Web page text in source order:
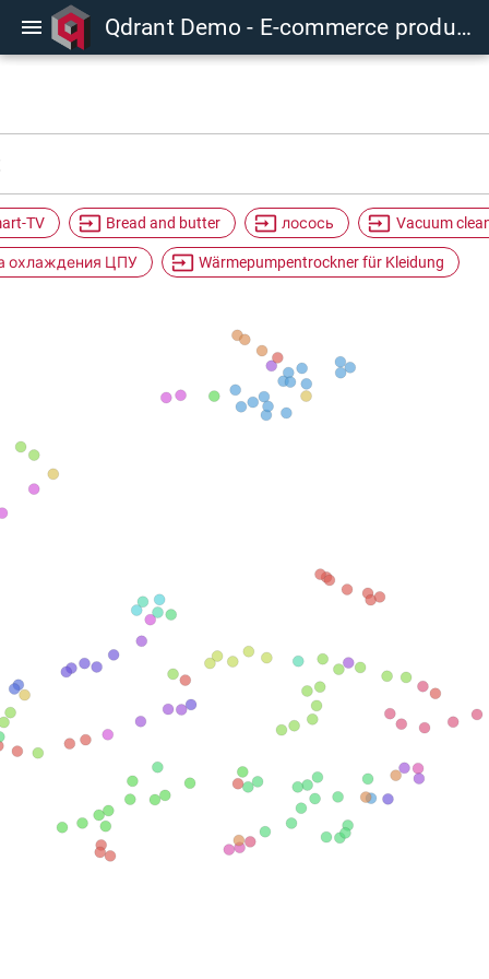
menu Qdrant Demo - E-commerce products categorization
TV input Bread and butter input лосось input Vacuum
охлаждения ЦПУ input Wärmepumpentrockner für Kleidung